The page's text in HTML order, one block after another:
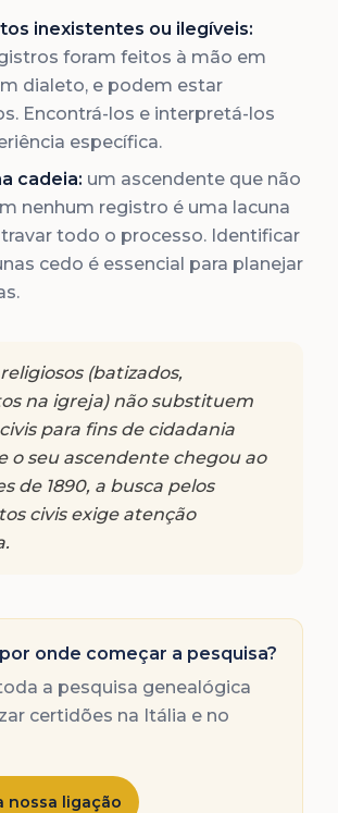
inexistentes ou ilegíveis:
foram feitos à mão em
dialeto, e podem estar
Encontrá-los e interpretá-los
específica.
cadeia: um ascendente que não
nenhum registro é uma lacuna
todo o processo. Identificar
cedo é essencial para planejar
(batizados,
na igreja) não substituem
para fins de cidadania
o seu ascendente chegou ao
de 1890, a busca pelos
civis exige atenção
onde começar a pesquisa?
a pesquisa genealógica
certidões na Itália e no
nossa ligação